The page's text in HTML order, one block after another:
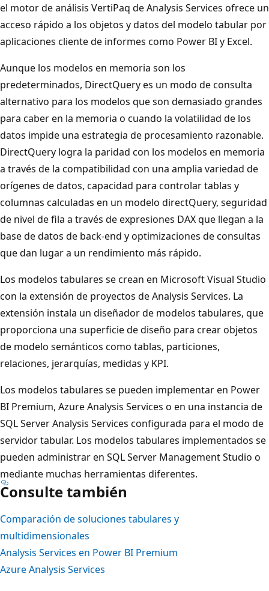
el motor de análisis VertiPaq de Analysis Services ofrece un
acceso rápido a los objetos y datos del modelo tabular por
aplicaciones cliente de informes como Power BI y Excel.
Aunque los modelos en memoria son los
predeterminados, DirectQuery es un modo de consulta
alternativo para los modelos que son demasiado grandes
para caber en la memoria o cuando la volatilidad de los
datos impide una estrategia de procesamiento razonable.
DirectQuery logra la paridad con los modelos en memoria
a través de la compatibilidad con una amplia variedad de
orígenes de datos, capacidad para controlar tablas y
columnas calculadas en un modelo directQuery, seguridad
de nivel de fila a través de expresiones DAX que llegan a la
base de datos de back-end y optimizaciones de consultas
que dan lugar a un rendimiento más rápido.
Los modelos tabulares se crean en Microsoft Visual Studio
con la extensión de proyectos de Analysis Services. La
extensión instala un diseñador de modelos tabulares, que
proporciona una superficie de diseño para crear objetos
de modelo semánticos como tablas, particiones,
relaciones, jerarquías, medidas y KPI.
Los modelos tabulares se pueden implementar en Power
BI Premium, Azure Analysis Services o en una instancia de
SQL Server Analysis Services configurada para el modo de
servidor tabular. Los modelos tabulares implementados se
pueden administrar en SQL Server Management Studio o
mediante muchas herramientas diferentes.
Consulte también
Comparación de soluciones tabulares y
multidimensionales
Analysis Services en Power BI Premium
Azure Analysis Services